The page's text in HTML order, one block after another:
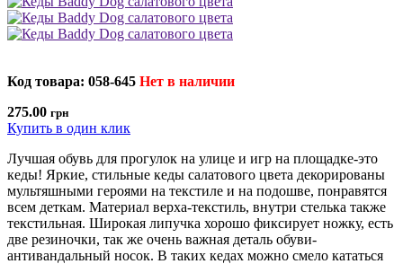
Код товара: 058-645 Нет в наличии
275.00 грн
Купить в один клик
Лучшая обувь для прогулок на улице и игр на площадке-это
кеды! Яркие, стильные кеды салатового цвета декорированы
мультяшными героями на текстиле и на подошве, понравятся
всем деткам. Материал верха-текстиль, внутри стелька также
текстильная. Широкая липучка хорошо фиксирует ножку, есть
две резиночки, так же очень важная деталь обуви-
антивандальный носок. В таких кедах можно смело кататься